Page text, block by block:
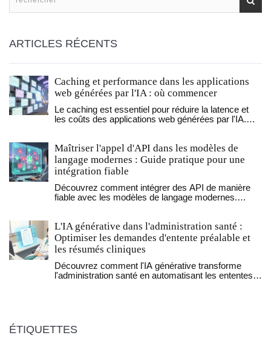
ARTICLES RÉCENTS
Caching et performance dans les applications
web générées par l'IA : où commencer
Le caching est essentiel pour réduire la latence et
les coûts des applications web générées par l'IA.
réponses instantanées.
Maîtriser l'appel d'API dans les modèles de
langage modernes : Guide pratique pour une
intégration fiable
Découvrez comment intégrer des API de manière
fiable avec les modèles de langage modernes.
courants.
L'IA générative dans l'administration santé :
Optimiser les demandes d'entente préalable et
les résumés cliniques
Découvrez comment l'IA générative transforme
l'administration santé en automatisant les ententes
ÉTIQUETTES